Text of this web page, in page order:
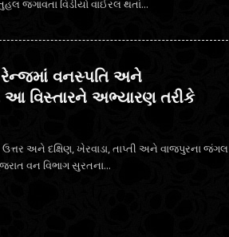
જગાવતા વિડીયો વાઈરલ થતાં...
વનસ્પતિ અને
આ વિસ્તારને અભ્યારણ તરીકે
ઉત્તર અને દક્ષિણ, ખેરવાડા, તાપ્તી અને વાજપુરના જંગલ
વન વિભાગ સુરતના...